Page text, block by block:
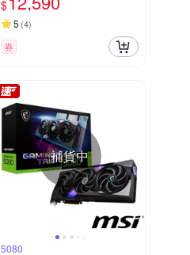
$
5 (4)
券
補貨中
5080